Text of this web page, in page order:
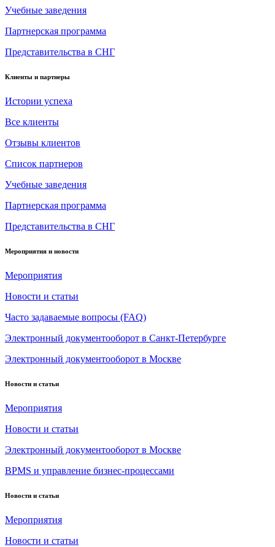
Учебные заведения
Партнерская программа
Представительства в СНГ
Клиенты и партнеры
Истории успеха
Все клиенты
Отзывы клиентов
Список партнеров
Учебные заведения
Партнерская программа
Представительства в СНГ
Мероприятия и новости
Мероприятия
Новости и статьи
Часто задаваемые вопросы (FAQ)
Электронный документооборот в Санкт-Петербурге
Электронный документооборот в Москве
Новости и статьи
Мероприятия
Новости и статьи
Электронный документооборот в Москве
BPMS и управление бизнес-процессами
Новости и статьи
Мероприятия
Новости и статьи